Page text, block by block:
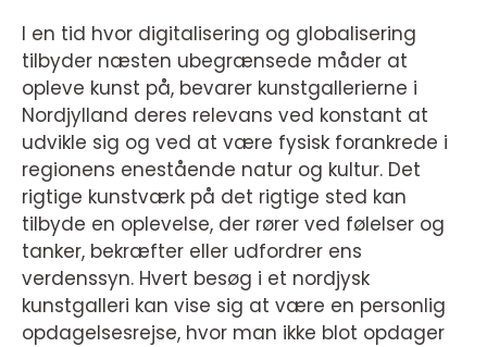
I en tid hvor digitalisering og globalisering
tilbyder næsten ubegrænsede måder at
opleve kunst på, bevarer kunstgallerierne i
Nordjylland deres relevans ved konstant at
udvikle sig og ved at være fysisk forankrede i
regionens enestående natur og kultur. Det
rigtige kunstværk på det rigtige sted kan
tilbyde en oplevelse, der rører ved følelser og
tanker, bekræfter eller udfordrer ens
verdenssyn. Hvert besøg i et nordjysk
kunstgalleri kan vise sig at være en personlig
opdagelsesrejse, hvor man ikke blot opdager